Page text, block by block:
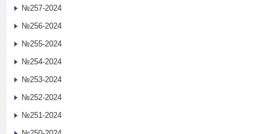
№257-2024
№256-2024
№255-2024
№254-2024
№253-2024
№252-2024
№251-2024